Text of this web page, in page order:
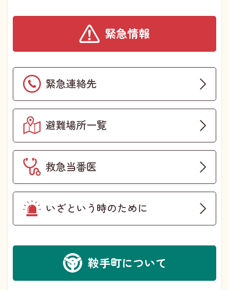
緊急情報
緊急連絡先
避難場所一覧
救急当番医
いざという時のために
鞍手町について